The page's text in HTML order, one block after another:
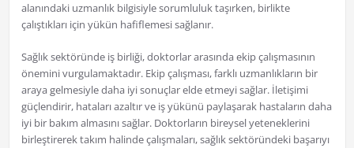
alanındaki uzmanlık bilgisiyle sorumluluk taşırken, birlikte
çalıştıkları için yükün hafiflemesi sağlanır.
Sağlık sektöründe iş birliği, doktorlar arasında ekip çalışmasının
önemini vurgulamaktadır. Ekip çalışması, farklı uzmanlıkların bir
araya gelmesiyle daha iyi sonuçlar elde etmeyi sağlar. İletişimi
güçlendirir, hataları azaltır ve iş yükünü paylaşarak hastaların daha
iyi bir bakım almasını sağlar. Doktorların bireysel yeteneklerini
birleştirerek takım halinde çalışmaları, sağlık sektöründeki başarıyı